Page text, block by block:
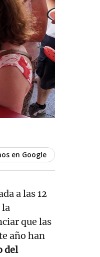
en Google
a las 12
la
que las
año han
del